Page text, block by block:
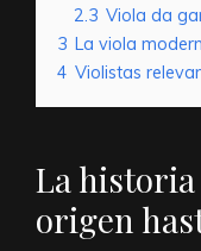
2.3 Viola da
3 La viola
4 Violistas
La historia
origen